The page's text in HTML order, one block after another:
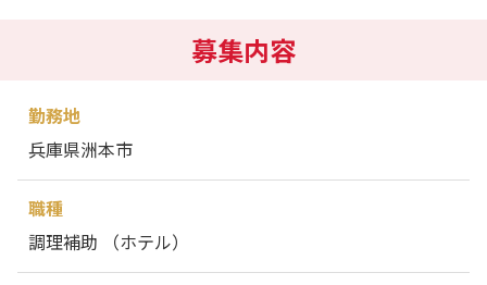
募集内容
勤務地
兵庫県洲本市
職種
調理補助 （ホテル）